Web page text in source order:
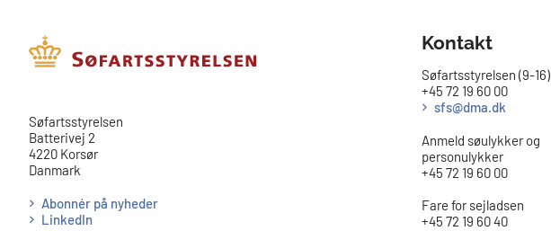
​​Søfartsstyrelsen
Batterivej 2
4220 Korsør
Danmark
Abonnér på nyheder
LinkedIn
Kontakt
Søfartsstyrelsen (9-16)
+45 72 19 60 00
sfs@dma.dk
Anmeld søulykker og
personulykker
+45 72 19 60 00
Fare for sejladsen
+45 72 19 60 40